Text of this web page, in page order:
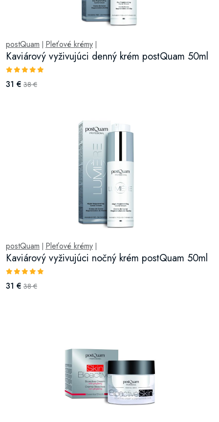
postQuam | Pleťové krémy |
Kaviárový vyživujúci denný krém postQuam 50ml
31 € 38 €
postQuam | Pleťové krémy |
Kaviárový vyživujúci nočný krém postQuam 50ml
31 € 38 €